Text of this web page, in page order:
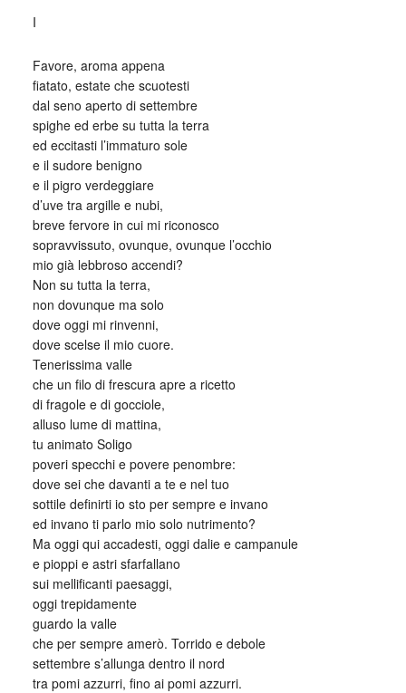
I
Favore, aroma appena
fiatato, estate che scuotesti
dal seno aperto di settembre
spighe ed erbe su tutta la terra
ed eccitasti l’immaturo sole
e il sudore benigno
e il pigro verdeggiare
d’uve tra argille e nubi,
breve fervore in cui mi riconosco
sopravvissuto, ovunque, ovunque l’occhio
mio già lebbroso accendi?
Non su tutta la terra,
non dovunque ma solo
dove oggi mi rinvenni,
dove scelse il mio cuore.
Tenerissima valle
che un filo di frescura apre a ricetto
di fragole e di gocciole,
alluso lume di mattina,
tu animato Soligo
poveri specchi e povere penombre:
dove sei che davanti a te e nel tuo
sottile definirti io sto per sempre e invano
ed invano ti parlo mio solo nutrimento?
Ma oggi qui accadesti, oggi dalie e campanule
e pioppi e astri sfarfallano
sui mellificanti paesaggi,
oggi trepidamente
guardo la valle
che per sempre amerò. Torrido e debole
settembre s’allunga dentro il nord
tra pomi azzurri, fino ai pomi azzurri.